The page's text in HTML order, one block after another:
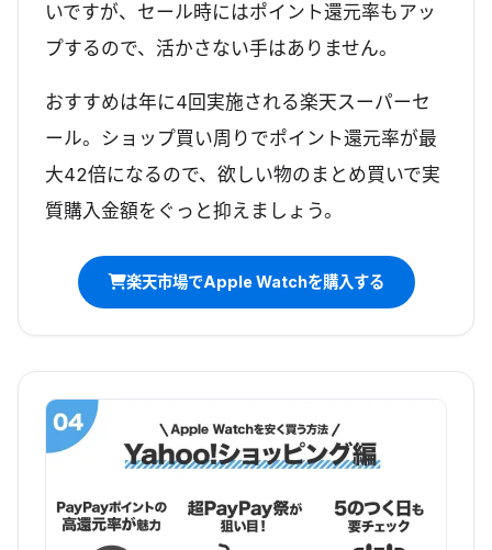
いですが、セール時にはポイント還元率もアッ
プするので、活かさない手はありません。
おすすめは年に4回実施される楽天スーパーセ
ール。ショップ買い周りでポイント還元率が最
大42倍になるので、欲しい物のまとめ買いで実
質購入金額をぐっと抑えましょう。
楽天市場でApple Watchを購入する